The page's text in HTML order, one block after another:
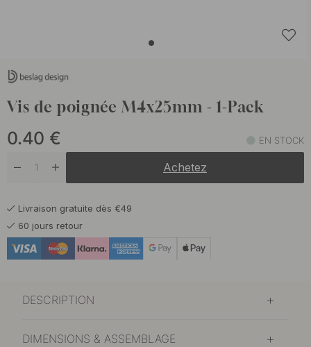
Vis de poignée M4x25mm - 1-Pack
0.40 € EN STOCK
Achetez
Livraison gratuite dès €49
60 jours retour
DESCRIPTION
DIMENSIONS & ASSEMBLAGE